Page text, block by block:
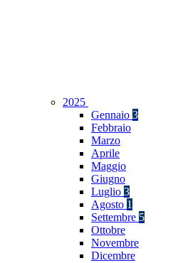
2025
Gennaio 3
Febbraio
Marzo
Aprile
Maggio
Giugno
Luglio 3
Agosto 1
Settembre 5
Ottobre
Novembre
Dicembre